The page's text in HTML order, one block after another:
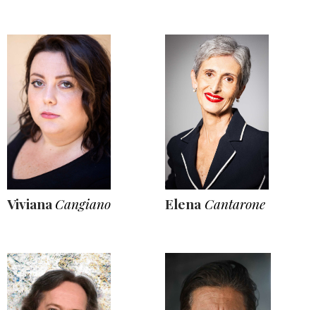
Viviana Cangiano Elena Cantarone